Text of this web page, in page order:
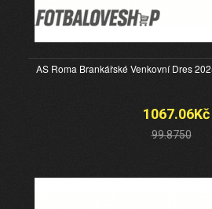
AS Roma Brankářské Venkovní Dres
1067.06Kč
99.8750